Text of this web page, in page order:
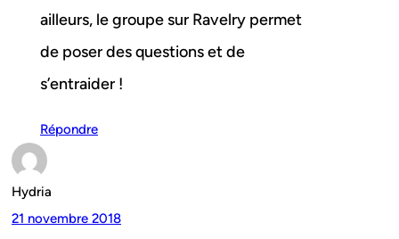
ailleurs, le groupe sur Ravelry permet
de poser des questions et de
s’entraider !
Répondre
Hydria
21 novembre 2018